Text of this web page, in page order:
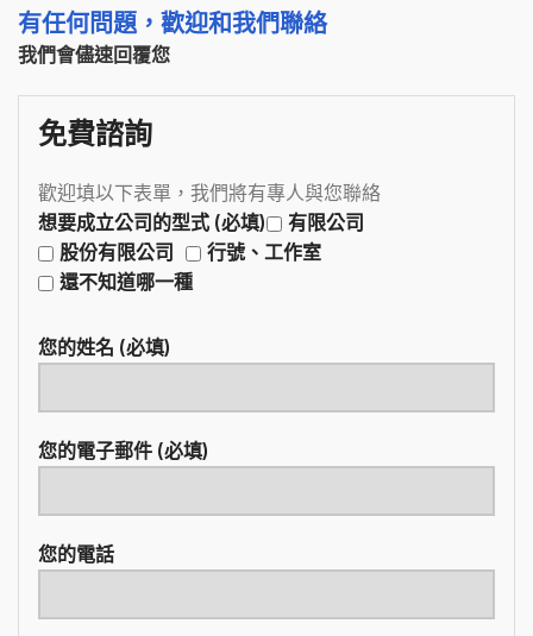
有任何問題，歡迎和我們聯絡
我們會儘速回覆您
免費諮詢
歡迎填以下表單，我們將有專人與您聯絡
想要成立公司的型式 (必填)
有限公司
股份有限公司
行號、工作室
還不知道哪一種
您的姓名 (必填)
您的電子郵件 (必填)
您的電話